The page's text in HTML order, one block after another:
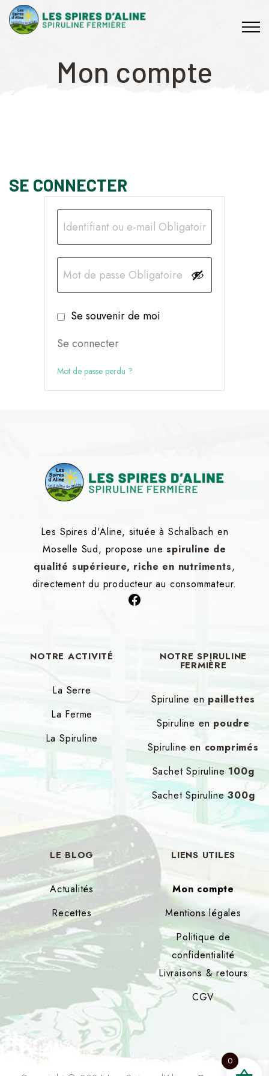
Mon compte
SE CONNECTER
A
e
r
:
Se souvenir de moi
Se connecter
Mot de passe perdu ?
Les Spires d'Aline, située à Schalbach en
Moselle Sud, propose unespiruline de
qualité supérieure, riche en nutriments,
directement du producteur au consommateur.
NOTRE ACTIVITÉ
La Serre
La Ferme
La Spiruline
NOTRE SPIRULINE
FERMIÈRE
Spiruline en paillettes
Spiruline en poudre
Spiruline en comprimés
Sachet Spiruline 100g
Sachet Spiruline300g
LE BLOG
Actualités
Recettes
LIENS UTILES
Mon compte
Mentions légales
Politique de
confidentialité
Livraisons & retours
CGV
0